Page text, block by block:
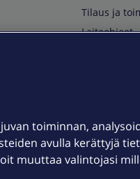
Tilaus ja
Laiteohjeet
OmaElisa-
toiminnan,
avulla kerättyjä
muuttaa valintojasi